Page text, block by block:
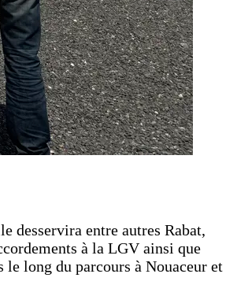
desservira entre autres Rabat,
à la LGV ainsi que
le long du parcours à Nouaceur et